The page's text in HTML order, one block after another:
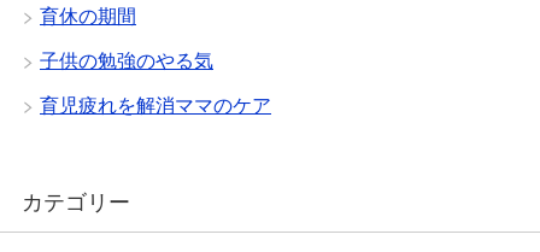
育休の期間
子供の勉強のやる気
育児疲れを解消ママのケア
カテゴリー